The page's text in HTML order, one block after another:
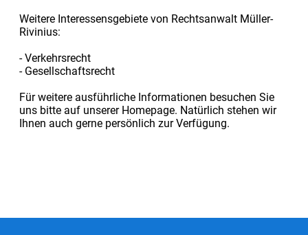
Weitere Interessensgebiete von Rechtsanwalt Müller-
Rivinius:
- Verkehrsrecht
- Gesellschaftsrecht
Für weitere ausführliche Informationen besuchen Sie
uns bitte auf unserer Homepage. Natürlich stehen wir
Ihnen auch gerne persönlich zur Verfügung.